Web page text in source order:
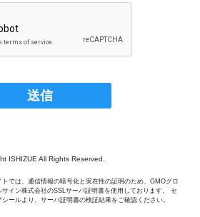
ISHIZUE All Rights Reserved.
トでは、通信情報の暗号化と実在性の証明のため、GMOグロ
サイン株式会社のSSLサーバ証明書を使用しております。 セ
シールより、サーバ証明書の検証結果をご確認ください。